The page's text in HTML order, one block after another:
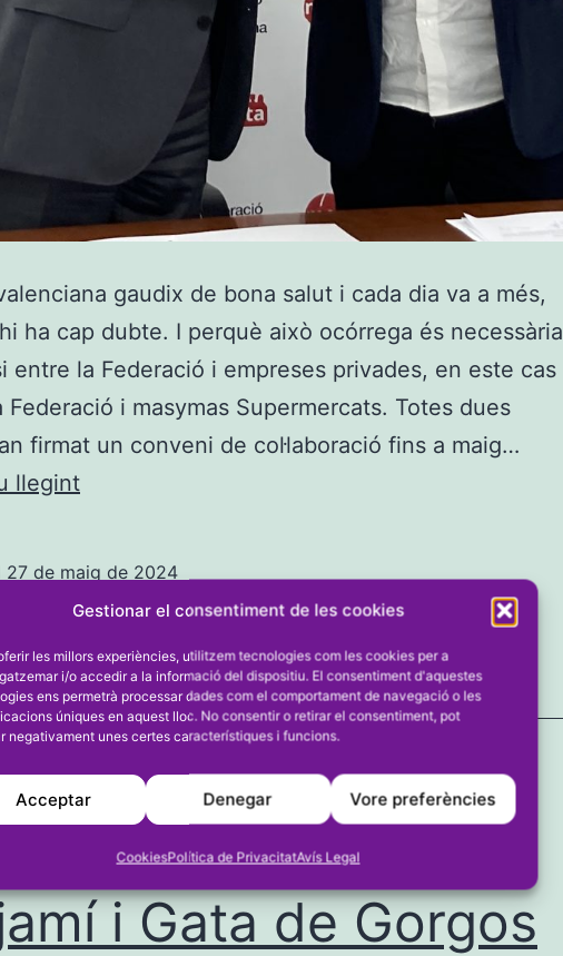
Gestionar el consentiment de les cookies
les millors experiències, utilitzem tecnologies com les cookies per a
i/o accedir a la informació del dispositiu. El consentiment d'aquestes
ens permetrà processar dades com el comportament de navegació o les
úniques en aquest lloc. No consentir o retirar el consentiment, pot
negativament unes certes característiques i funcions.
Acceptar Denegar Vore preferències
CookiesPolítica de PrivacitatAvís Legal
gaudix de bona salut i cada dia va a més,
hi ha cap dubte. I perquè això ocórrega és necessària
entre la Federació i empreses privades, en este cas
Federació i masymas Supermercats. Totes dues
firmat un conveni de col·laboració fins a maig…
llegintmasymas
per
a
donar
impuls
la
pilota
27 de maig de 2024
PILOTA
El Verger en
i Gata de Gorgos